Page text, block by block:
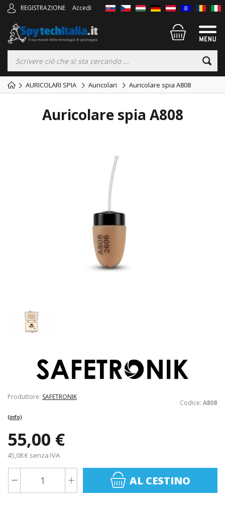
REGISTRAZIONE Accedi
AURICOLARI SPIA Auricolari Auricolare spia A808
Auricolare spia A808
Produttore: SAFETRONIK
Codice: A808
(info)
55,00 €
45,08 € senza IVA
AL CESTINO